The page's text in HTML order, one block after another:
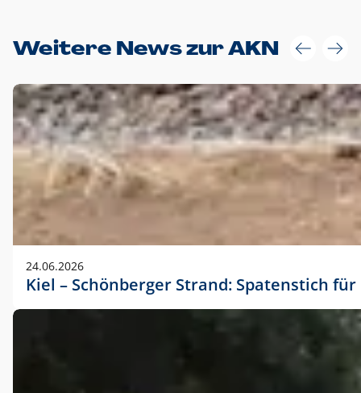
Weitere News zur AKN
24.06.2026
Kiel – Schönberger Strand: Spatenstich